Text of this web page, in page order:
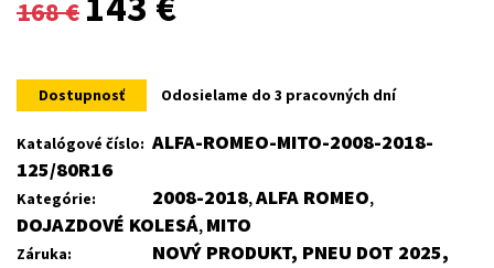
168€
was:
168 €.
is:
143 €.
Dostupnosť Odosielame do 3 pracovných dní
Katalógové číslo: ALFA-ROMEO-MITO-2008-2018-
125/80R16
Kategórie: 2008-2018,ALFA ROMEO,
DOJAZDOVÉ KOLESÁ, MITO
Záruka:
NOVÝ PRODUKT, PNEU DOT 2025,